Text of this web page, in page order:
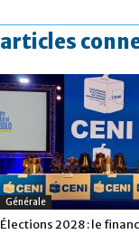
articles
Générale
Élections 2028 : le